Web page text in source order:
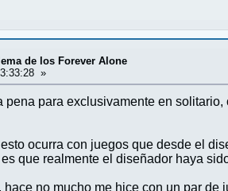
de los Forever Alone
»
pena para exclusivamente en
ocurra con juegos que desde el
que realmente el diseñador haya
no mucho me hice con un par